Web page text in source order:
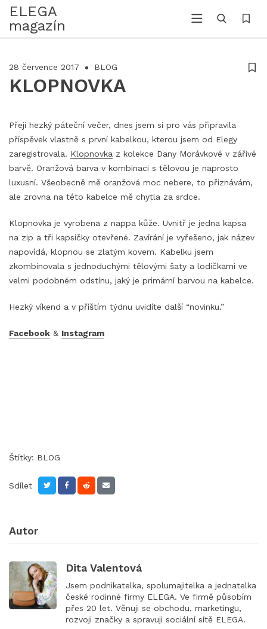
ELEGA
magazín
28 července 2017 BLOG
KLOPNOVKA
Přeji hezký páteční večer, dnes jsem si pro vás připravila
příspěvek vlastně s první kabelkou, kterou jsem od Elegy
zaregistrovala. Klopnovka z kolekce Dany Morávkové v zářivé
barvě. Oranžová barva v kombinaci s tělovou je naprosto
luxusní. Všeobecně mě oranžová moc nebere, to přiznávám,
ale zrovna na této kabelce mě chytla za srdce.
Klopnovka je vyrobena z nappa kůže. Uvnitř je jedna kapsa
na zip a tři kapsičky otevřené. Zavírání je vyřešeno, jak název
napovídá, klopnou se zlatým kovem. Kabelku jsem
zkombinovala s jednoduchými tělovými šaty a lodičkami ve
velmi podobném odstínu, jaký je primární barvou na kabelce.
Hezký víkend a v příštím týdnu uvidíte další “novinku.”
Facebook & Instagram
Štítky: BLOG
Sdílet
Autor
Dita Valentová
Jsem podnikatelka, spolumajitelka a jednatelka
české rodinné firmy ELEGA. Ve firmě působím
přes 20 let. Věnuji se obchodu, marketingu,
rozvoji značky a spravuji sociální sítě ELEGA.